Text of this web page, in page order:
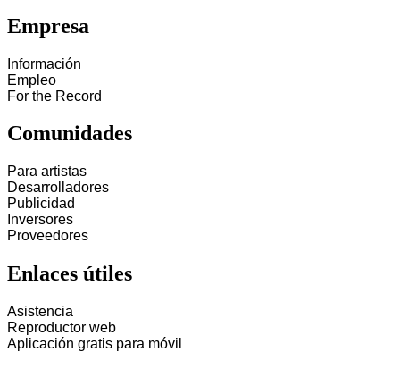
Empresa
Información
Empleo
For the Record
Comunidades
Para artistas
Desarrolladores
Publicidad
Inversores
Proveedores
Enlaces útiles
Asistencia
Reproductor web
Aplicación gratis para móvil